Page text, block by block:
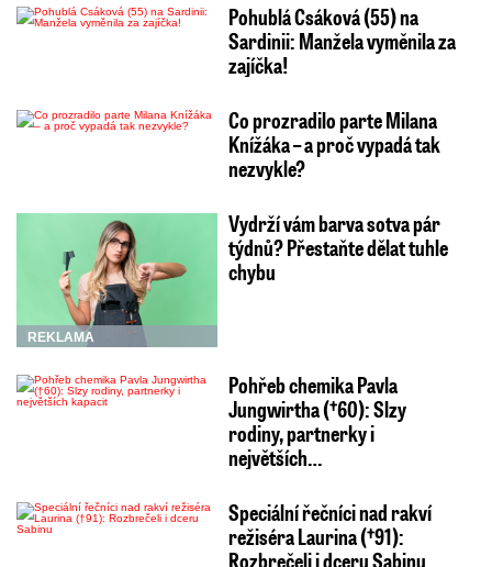
Pohublá Csáková (55) na
Sardinii: Manžela vyměnila za
zajíčka!
Co prozradilo parte Milana
Knížáka – a proč vypadá tak
nezvykle?
REKLAMA
Vydrží vám barva sotva pár
týdnů? Přestaňte dělat tuhle
chybu
Pohřeb chemika Pavla
Jungwirtha (†60): Slzy
rodiny, partnerky i
největších…
Speciální řečníci nad rakví
režiséra Laurina (†91):
Rozbrečeli i dceru Sabinu